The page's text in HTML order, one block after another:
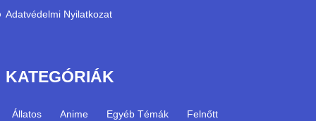
Adatvédelmi Nyilatkozat
KATEGÓRIÁK
Állatos Anime Egyéb Témák Felnőtt